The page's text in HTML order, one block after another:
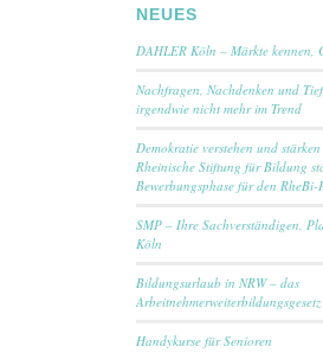
NEUES
DAHLER Köln – Märkte kennen,
Nachfragen, Nachdenken und
irgendwie nicht mehr im Trend
Demokratie verstehen und
Rheinische Stiftung für Bildung
Bewerbungsphase für den RheBi-
SMP – Ihre Sachverständigen,
Köln
Bildungsurlaub in NRW – das
Arbeitnehmerweiterbildungsgesetz
Handykurse für Senioren